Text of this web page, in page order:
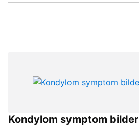
Kondylom symptom bilder